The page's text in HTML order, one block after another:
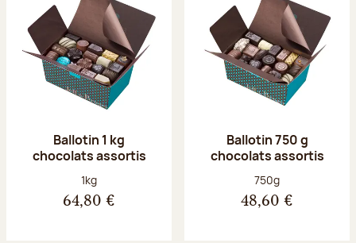
Ballotin 1 kg
chocolats assortis
Poids net :
1kg
64,80 €
Ballotin 750 g
chocolats assortis
Poids net :
750g
48,60 €